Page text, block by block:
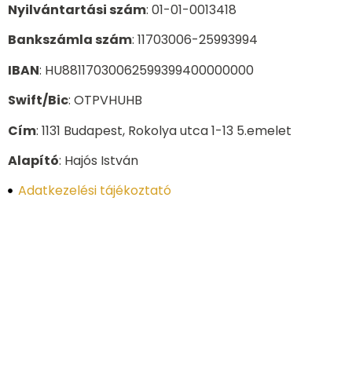
Nyilvántartási szám: 01-01-0013418
Bankszámla szám: 11703006-25993994
IBAN: HU88117030062599399400000000
Swift/Bic: OTPVHUHB
Cím: 1131 Budapest, Rokolya utca 1-13 5.emelet
Alapító: Hajós István
Adatkezelési tájékoztató